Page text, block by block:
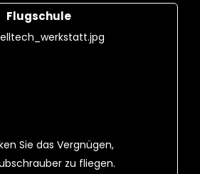
Flugschule
Sie das Vergnügen,
zu fliegen.